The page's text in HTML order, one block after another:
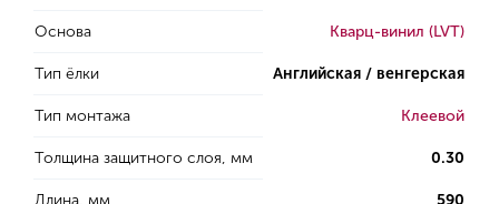
Основа Кварц-винил (LVT)
Тип ёлки Английская / венгерская
Тип монтажа Клеевой
Толщина защитного слоя, мм 0.30
Длина, мм 590